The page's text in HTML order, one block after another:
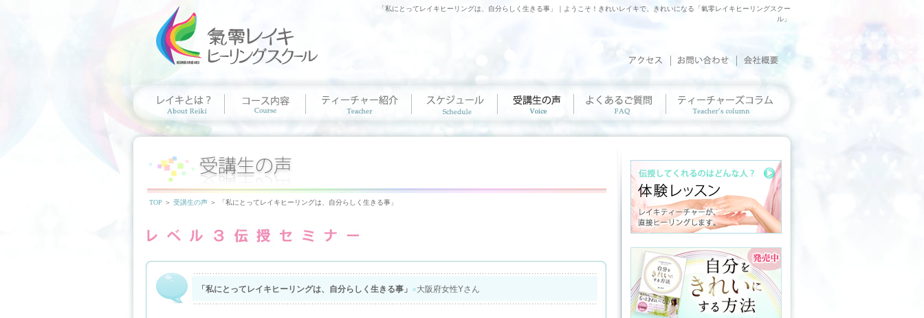
「私にとってレイキヒーリングは、自分らしく生きる事」｜ようこそ！きれいレイキで、きれいになる「氣零レイキヒーリングスクー
ル」
TOP ＞ 受講生の声 ＞ 「私にとってレイキヒーリングは、自分らしく生きる事」
「私にとってレイキヒーリングは、自分らしく生きる事」 ●大阪府女性Yさん